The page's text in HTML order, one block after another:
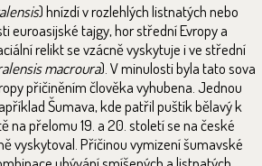
) hnízdí v rozlehlých listnatých nebo
euroasijské tajgy, hor střední Evropy a
relikt se vzácně vyskytuje i ve střední
macroura). V minulosti byla tato sova
přičiněním člověka vyhubena. Jednou
Šumava, kde patřil puštík bělavý k
na přelomu 19. a 20. století se na české
vyskytoval. Příčinou vymizení šumavské